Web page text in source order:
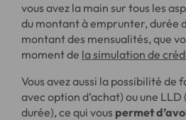
vous avez la main sur tous les
du montant à emprunter, durée
montant des mensualités, que
moment de la simulation de
Vous avez aussi la possibilité de
avec option d’achat) ou une
durée), ce qui vous permet